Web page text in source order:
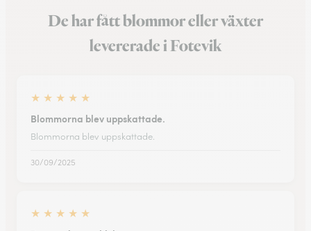
De har fått blommor eller växter
levererade i Fotevik
★ ★ ★ ★ ★
Blommorna blev uppskattade.
Blommorna blev uppskattade.
30/09/2025
★ ★ ★ ★ ★